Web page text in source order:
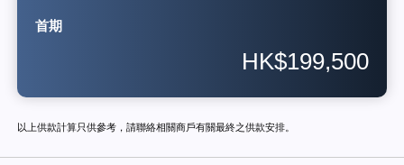
首期
HK$199,500
以上供款計算只供參考，請聯絡相關商戶有關最終之供款安排。